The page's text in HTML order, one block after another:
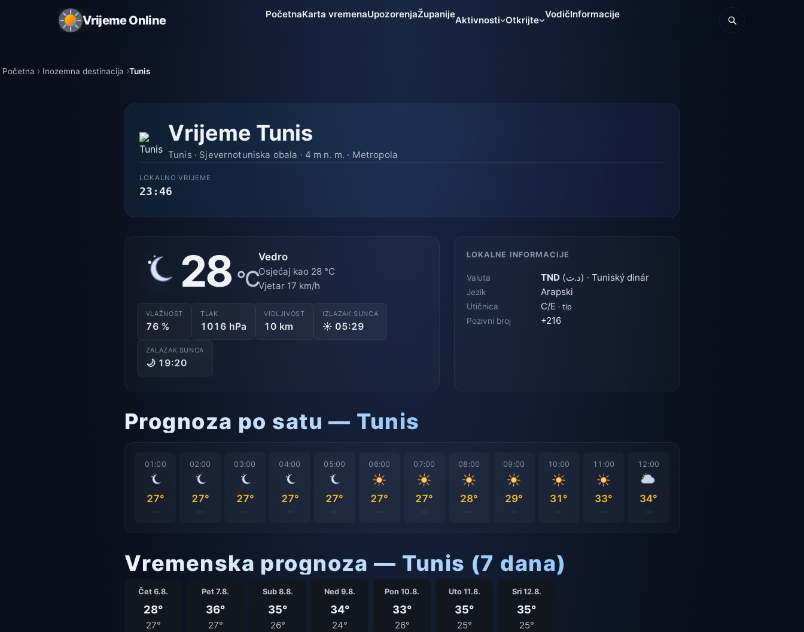
Vrijeme Online PočetnaKarta vremenaUpozorenjaŽupanije
Aktivnosti Otkrijte
VodičInformacije
Početna Inozemna destinacija Tunis
Vrijeme Tunis
Tunis · Sjevernotuniska obala · 4 m n. m. · Metropola
LOKALNO VRIJEME
23:46
28 °C
Vedro
Osjećaj kao 28 °C
Vjetar 17 km/h
VLAŽNOST
76 %
TLAK
1016 hPa
VIDLJIVOST
10 km
IZLAZAK SUNCA
☀ 05:29
ZALAZAK SUNCA
🌙 19:20
LOKALNE INFORMACIJE
Valuta TND (د.ت) · Tuniský dinár
Jezik Arapski
Utičnica C/E · tip
Pozivni broj +216
Prognoza po satu — Tunis
01:00
27°
—
02:00
27°
—
03:00
27°
—
04:00
27°
—
05:00
27°
—
06:00
27°
—
07:00
27°
—
08:00
28°
—
09:00
29°
—
10:00
31°
—
11:00
33°
—
12:00
34°
—
Vremenska prognoza — Tunis (7 dana)
Čet 6.8.
28°
27°
Pet 7.8.
36°
27°
Sub 8.8.
35°
26°
Ned 9.8.
34°
24°
Pon 10.8.
33°
26°
Uto 11.8.
35°
25°
Sri 12.8.
35°
25°